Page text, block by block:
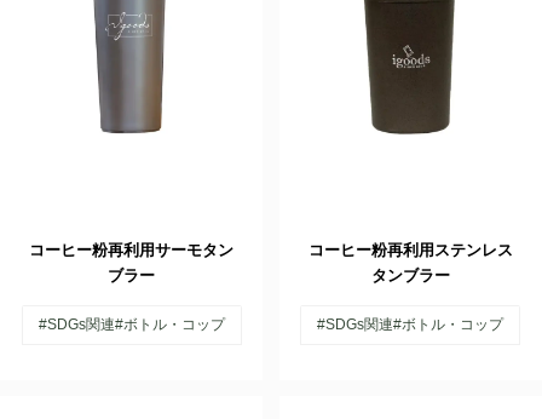
コーヒー粉再利用サーモタン
ブラー
#SDGs関連#ボトル・コップ
コーヒー粉再利用ステンレス
タンブラー
#SDGs関連#ボトル・コップ